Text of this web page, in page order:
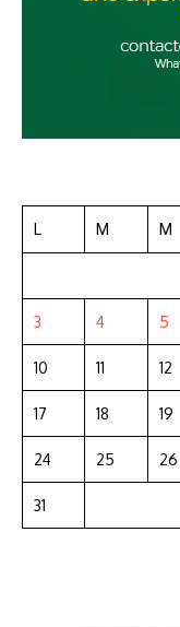
L M M
3 4 5
10 11 12
17 18 19
24 25 26
31